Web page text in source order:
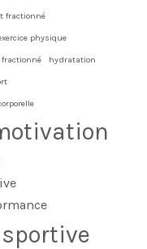
fractionné
physique
fractionné hydratation